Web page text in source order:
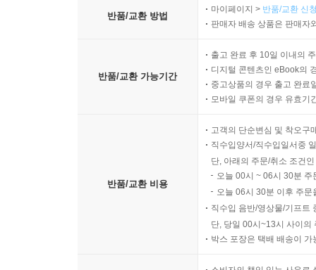
반품/교환 방법
마이페이지 > 반품/교환 신
판매자 배송 상품은 판매자
반품/교환 가능기간
출고 완료 후 10일 이내의
디지털 콘텐츠인 eBook의
중고상품의 경우 출고 완료
모바일 쿠폰의 경우 유효기
반품/교환 비용
고객의 단순변심 및 착오구
직수입양서/직수입일서중
단, 아래의 주문/취소 조건
오늘 00시 ~ 06시 30분
오늘 06시 30분 이후 주
직수입 음반/영상물/기프트
단, 당일 00시~13시 사이의
박스 포장은 택배 배송이